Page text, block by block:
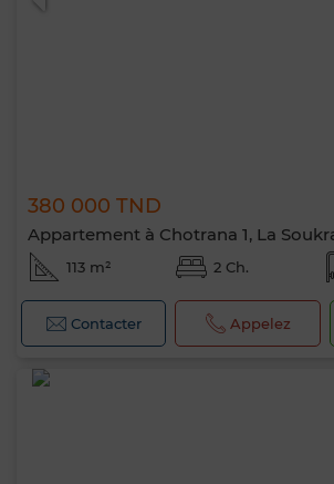
380 000 TND
Appartement à Chotrana 1, La
113 m² 2 Ch.
Contacter Appelez